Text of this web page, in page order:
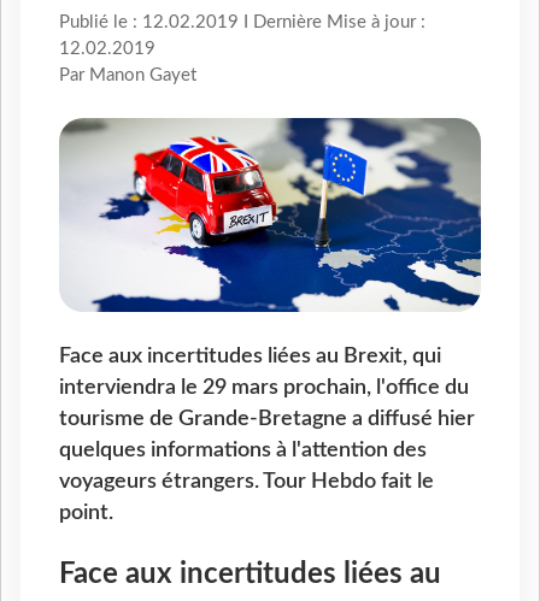
Publié le : 12.02.2019 I Dernière Mise à jour :
12.02.2019
Par Manon Gayet
Face aux incertitudes liées au Brexit, qui
interviendra le 29 mars prochain, l'office du
tourisme de Grande-Bretagne a diffusé hier
quelques informations à l'attention des
voyageurs étrangers. Tour Hebdo fait le
point.
Face aux incertitudes liées au